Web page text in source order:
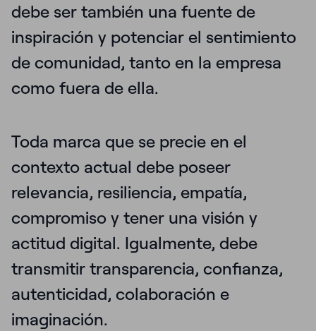
debe ser también una fuente de
inspiración y potenciar el sentimiento
de comunidad, tanto en la empresa
como fuera de ella.
Toda marca que se precie en el
contexto actual debe poseer
relevancia, resiliencia, empatía,
compromiso y tener una visión y
actitud digital. Igualmente, debe
transmitir transparencia, confianza,
autenticidad, colaboración e
imaginación.